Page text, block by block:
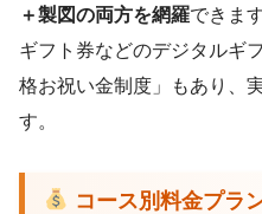
＋製図の両方を網羅できま
ギフト券などのデジタルギ
格お祝い金制度」もあり、
す。
コース別料金プラ